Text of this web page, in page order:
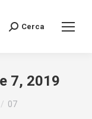
Search:
Cerca
7, 2019
07